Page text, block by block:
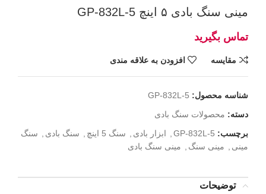
مینی سنگ بادی ۵ اینچ GP-832L-5
مقايسه افزودن به علاقه مندی
شناسه محصول: GP-832L-5
دسته: محصولات سنگ بادی
برچسب: GP-832L-5 ابزار بادی سنگ 5 اینچ سنگ بادی
سنگ
مینی
مینی سنگ مینی سنگ بادی
توضیحات